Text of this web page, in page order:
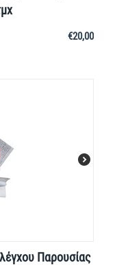
€20,00
Παρουσίας